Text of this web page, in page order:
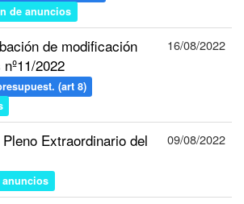
de anuncios
de modificación
2022
(art 8)
16/08/2022
Extraordinario del
09/08/2022